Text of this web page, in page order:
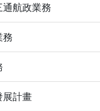
航政業務
務
展計畫